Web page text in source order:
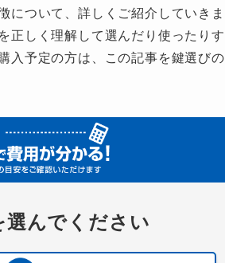
について、詳しくご紹介していきま
正しく理解して選んだり使ったりす
入予定の方は、この記事を鍵選びの
選んでください